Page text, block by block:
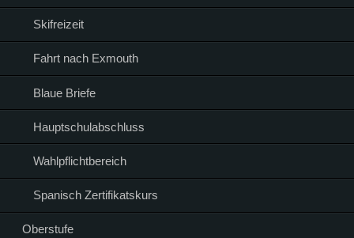
Skifreizeit
Fahrt nach Exmouth
Blaue Briefe
Hauptschulabschluss
Wahlpflichtbereich
Spanisch Zertifikatskurs
Oberstufe